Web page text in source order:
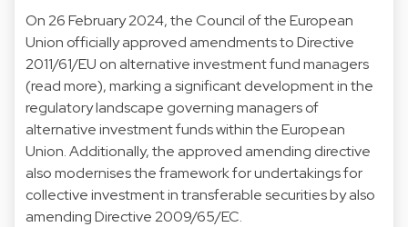
On 26 February 2024, the Council of the European
Union officially approved amendments to Directive
2011/61/EU on alternative investment fund managers
(read more), marking a significant development in the
regulatory landscape governing managers of
alternative investment funds within the European
Union. Additionally, the approved amending directive
also modernises the framework for undertakings for
collective investment in transferable securities by also
amending Directive 2009/65/EC.